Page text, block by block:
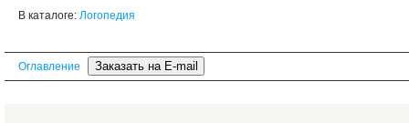
В каталоге: Логопедия
Оглавление